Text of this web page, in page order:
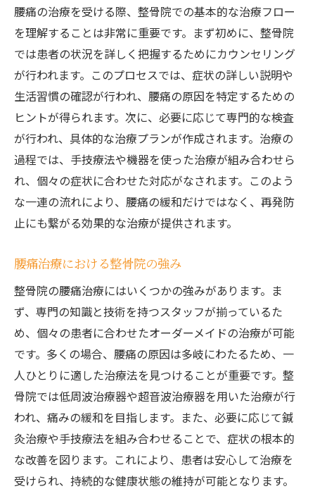
腰痛の治療を受ける際、整骨院での基本的な治療フロー
を理解することは非常に重要です。まず初めに、整骨院
では患者の状況を詳しく把握するためにカウンセリング
が行われます。このプロセスでは、症状の詳しい説明や
生活習慣の確認が行われ、腰痛の原因を特定するための
ヒントが得られます。次に、必要に応じて専門的な検査
が行われ、具体的な治療プランが作成されます。治療の
過程では、手技療法や機器を使った治療が組み合わせら
れ、個々の症状に合わせた対応がなされます。このよう
な一連の流れにより、腰痛の緩和だけではなく、再発防
止にも繋がる効果的な治療が提供されます。
腰痛治療における整骨院の強み
整骨院の腰痛治療にはいくつかの強みがあります。ま
ず、専門の知識と技術を持つスタッフが揃っているた
め、個々の患者に合わせたオーダーメイドの治療が可能
です。多くの場合、腰痛の原因は多岐にわたるため、一
人ひとりに適した治療法を見つけることが重要です。整
骨院では低周波治療器や超音波治療器を用いた治療が行
われ、痛みの緩和を目指します。また、必要に応じて鍼
灸治療や手技療法を組み合わせることで、症状の根本的
な改善を図ります。これにより、患者は安心して治療を
受けられ、持続的な健康状態の維持が可能となります。